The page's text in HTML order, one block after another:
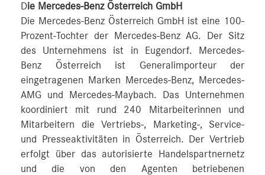
Die Mercedes-Benz Österreich GmbH
Die Mercedes-Benz Österreich GmbH ist eine 100-
Prozent-Tochter der Mercedes-Benz AG. Der Sitz
des Unternehmens ist in Eugendorf. Mercedes-
Benz Österreich ist Generalimporteur der
eingetragenen Marken Mercedes-Benz, Mercedes-
AMG und Mercedes-Maybach. Das Unternehmen
koordiniert mit rund 240 Mitarbeiterinnen und
Mitarbeitern die Vertriebs-, Marketing-, Service-
und Presseaktivitäten in Österreich. Der Vertrieb
erfolgt über das autorisierte Handelspartnernetz
und die von den Agenten betriebenen